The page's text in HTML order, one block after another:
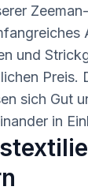
und
Preis.
sich Gut
in